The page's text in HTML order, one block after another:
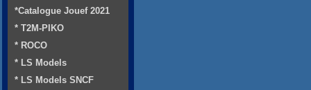
*Catalogue Jouef 2021
* T2M-PIKO
* ROCO
* LS Models
* LS Models SNCF